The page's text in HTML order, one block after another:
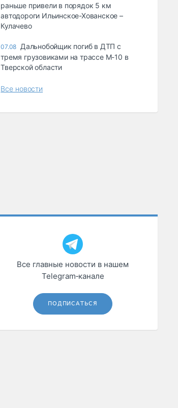
раньше привели в порядок 5 км
автодороги Ильинское-Хованское –
Кулачево
07.08 Дальнобойщик погиб в ДТП с
тремя грузовиками на трассе М-10 в
Тверской области
Все новости
Все главные новости в нашем
Telegram‑канале
ПОДПИСАТЬСЯ